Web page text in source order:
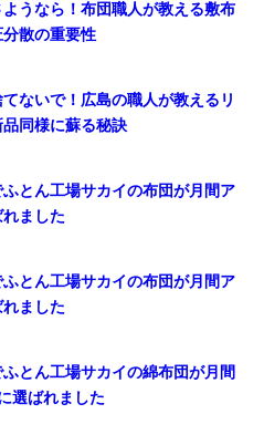
うなら！布団職人が教える敷布
分散の重要性
ないで！広島の職人が教えるリ
同様に蘇る秘訣
とん工場サカイの布団が月間ア
ました
とん工場サカイの布団が月間ア
ました
とん工場サカイの綿布団が月間
選ばれました